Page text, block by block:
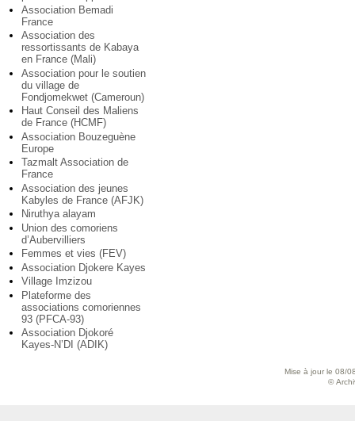
Association Bemadi
France
Association des
ressortissants de Kabaya
en France (Mali)
Association pour le soutien
du village de
Fondjomekwet (Cameroun)
Haut Conseil des Maliens
de France (HCMF)
Association Bouzeguène
Europe
Tazmalt Association de
France
Association des jeunes
Kabyles de France (AFJK)
Niruthya alayam
Union des comoriens
d’Aubervilliers
Femmes et vies (FEV)
Association Djokere Kayes
Village Imzizou
Plateforme des
associations comoriennes
93 (PFCA-93)
Association Djokoré
Kayes-N’DI (ADIK)
Mise à jour le 08/
©